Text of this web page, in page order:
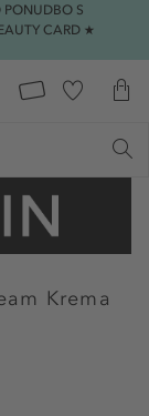
S
CARD ★
Krema